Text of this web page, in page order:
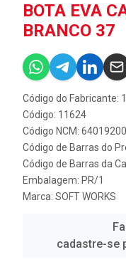
BOTA EVA
BRANCO 37
Código do Fabricante:
Código: 11624
Código NCM: 64019200
Código de Barras do
Código de Barras da
Embalagem: PR/1
Marca: SOFT WORKS
cadastre-se